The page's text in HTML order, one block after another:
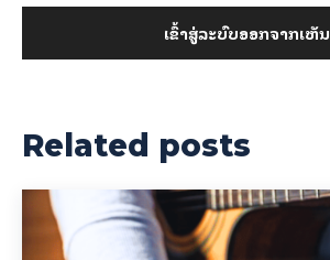
ເຂົ້າ​ສູ່​ລະ​ບົບ​ອອກ​ຈາກ​ເຫັນ
Related posts